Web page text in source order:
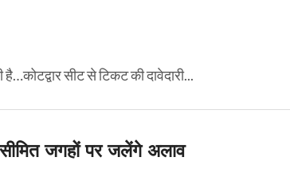
है…कोटद्वार सीट से टिकट की दावेदारी...
जगहों पर जलेंगे अलाव